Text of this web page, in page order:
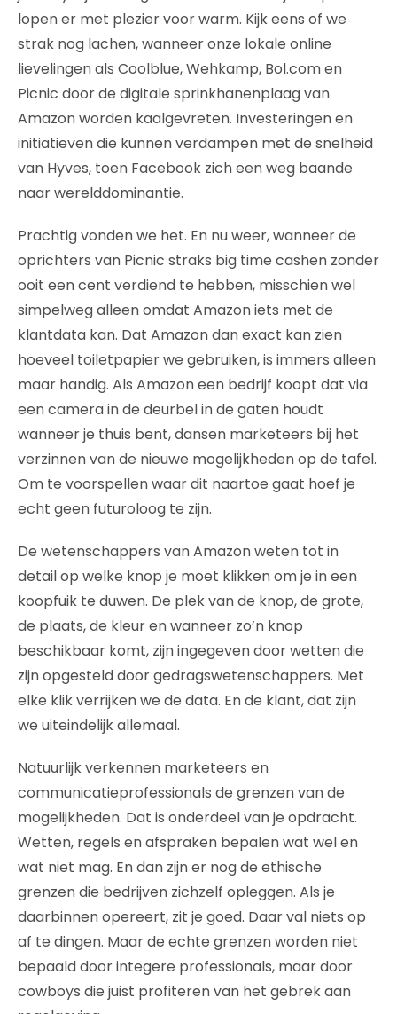
lopen er met plezier voor warm. Kijk eens of we
strak nog lachen, wanneer onze lokale online
lievelingen als Coolblue, Wehkamp, Bol.com en
Picnic door de digitale sprinkhanenplaag van
Amazon worden kaalgevreten. Investeringen en
initiatieven die kunnen verdampen met de snelheid
van Hyves, toen Facebook zich een weg baande
naar werelddominantie.
Prachtig vonden we het. En nu weer, wanneer de
oprichters van Picnic straks big time cashen zonder
ooit een cent verdiend te hebben, misschien wel
simpelweg alleen omdat Amazon iets met de
klantdata kan. Dat Amazon dan exact kan zien
hoeveel toiletpapier we gebruiken, is immers alleen
maar handig. Als Amazon een bedrijf koopt dat via
een camera in de deurbel in de gaten houdt
wanneer je thuis bent, dansen marketeers bij het
verzinnen van de nieuwe mogelijkheden op de tafel.
Om te voorspellen waar dit naartoe gaat hoef je
echt geen futuroloog te zijn.
De wetenschappers van Amazon weten tot in
detail op welke knop je moet klikken om je in een
koopfuik te duwen. De plek van de knop, de grote,
de plaats, de kleur en wanneer zo’n knop
beschikbaar komt, zijn ingegeven door wetten die
zijn opgesteld door gedragswetenschappers. Met
elke klik verrijken we de data. En de klant, dat zijn
we uiteindelijk allemaal.
Natuurlijk verkennen marketeers en
communicatieprofessionals de grenzen van de
mogelijkheden. Dat is onderdeel van je opdracht.
Wetten, regels en afspraken bepalen wat wel en
wat niet mag. En dan zijn er nog de ethische
grenzen die bedrijven zichzelf opleggen. Als je
daarbinnen opereert, zit je goed. Daar val niets op
af te dingen. Maar de echte grenzen worden niet
bepaald door integere professionals, maar door
cowboys die juist profiteren van het gebrek aan